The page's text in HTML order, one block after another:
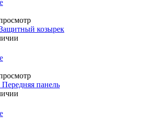
козырек
панель